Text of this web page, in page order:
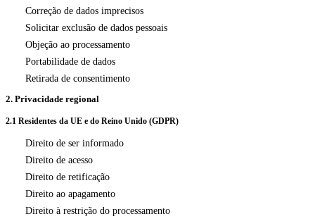
Correção de dados imprecisos
Solicitar exclusão de dados pessoais
Objeção ao processamento
Portabilidade de dados
Retirada de consentimento
2. Privacidade regional
2.1 Residentes da UE e do Reino Unido (GDPR)
Direito de ser informado
Direito de acesso
Direito de retificação
Direito ao apagamento
Direito à restrição do processamento